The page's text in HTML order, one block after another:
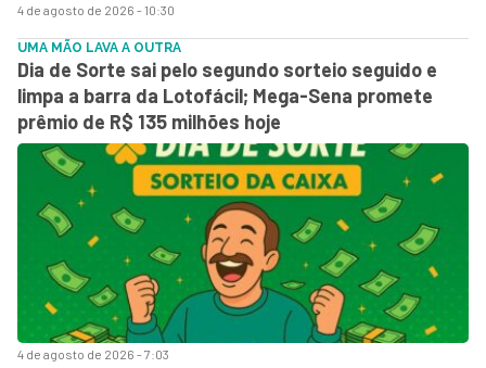
4 de agosto de 2026 - 10:30
4 de agosto de 2026 - 7:03
UMA MÃO LAVA A OUTRA
Dia de Sorte sai pelo segundo sorteio seguido e
limpa a barra da Lotofácil; Mega-Sena promete
prêmio de R$ 135 milhões hoje